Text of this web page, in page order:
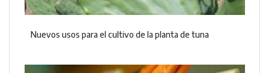
Nuevos usos para el cultivo de la planta de tuna